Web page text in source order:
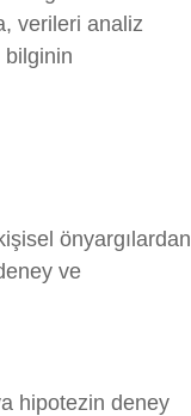
verileri analiz
bilginin
önyargılardan
ve
hipotezin deney